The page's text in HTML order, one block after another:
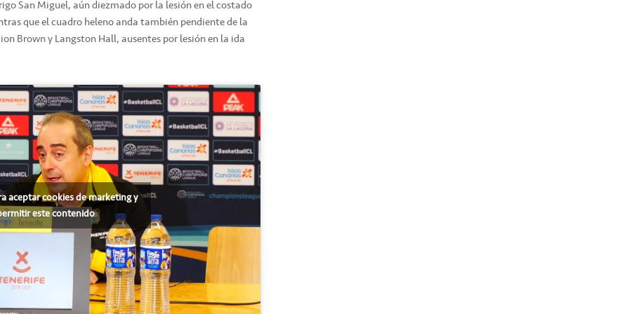
San Miguel, aún diezmado por la lesión en el costado
que el cuadro heleno anda también pendiente de la
Brown y Langston Hall, ausentes por lesión en la ida
aceptar cookies de marketing y
este contenido